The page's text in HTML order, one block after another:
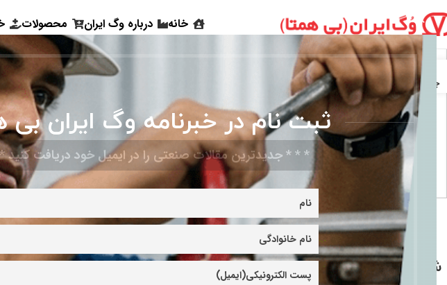
ثبت نام در خبرنامه وگ ایران بی
* * * جدیدترین مقالات صنعتی را در ایمیل خود دریافت
خانه درباره وگ ایران محصولات
29
جولای
اقدامات احتیاطی و
نکات ایمنی نصب
شیرآلات (بخش دوم)
مزایا و معایب شیر
،شیر پروانه‌ای